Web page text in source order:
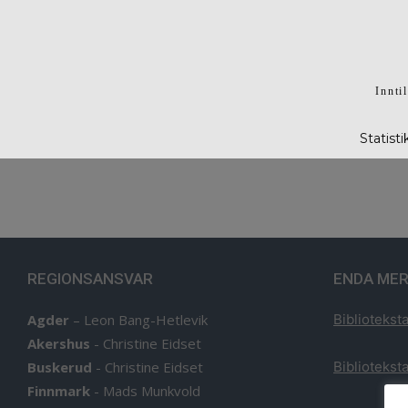
Inntil
REGIONSANSVAR
Agder – Leon Bang-Hetlevik
Akershus - Christine Eidset
Buskerud - Christine Eidset
Finnmark - Mads Munkvold
ENDA